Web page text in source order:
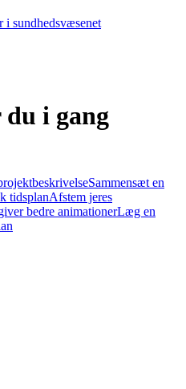
i sundhedsvæsenet
du i gang
Sammensæt en
tidsplanAfstem jeres
bedre animationerLæg en